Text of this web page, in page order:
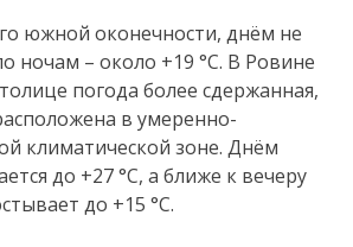
южной оконечности, днём не
ночам – около +19 °C. В Ровине
погода более сдержанная,
в умеренно-
климатической зоне. Днём
до +27 °C, а ближе к вечеру
до +15 °C.